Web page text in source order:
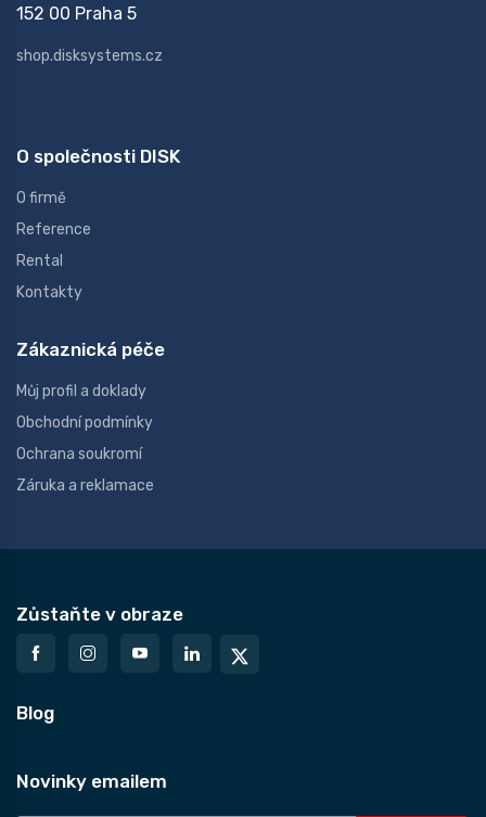
152 00 Praha 5
shop.disksystems.cz
O společnosti DISK
O firmě
Reference
Rental
Kontakty
Zákaznická péče
Můj profil a doklady
Obchodní podmínky
Ochrana soukromí
Záruka a reklamace
Zůstaňte v obraze
Blog
Novinky emailem